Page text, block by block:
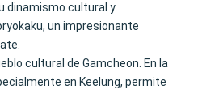
dinamismo cultural y
un impresionante
cultural de Gamcheon. En la
en Keelung, permite